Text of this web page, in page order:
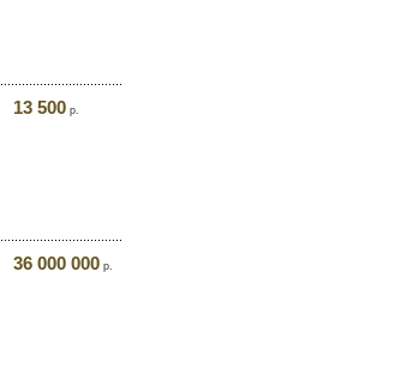
13 500 р.
36 000 000 р.